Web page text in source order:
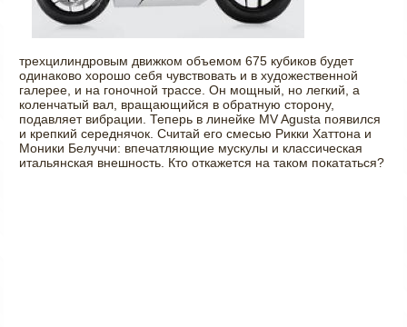
трехцилиндровым движком объемом 675 кубиков будет
одинаково хорошо себя чувствовать и в художественной
галерее, и на гоночной трассе. Он мощный, но легкий, а
коленчатый вал, вращающийся в обратную сторону,
подавляет вибрации. Теперь в линейке MV Agusta появился
и крепкий середнячок. Считай его смесью Рикки Хаттона и
Моники Белуччи: впечатляющие мускулы и классическая
итальянская внешность. Кто откажется на таком покататься?